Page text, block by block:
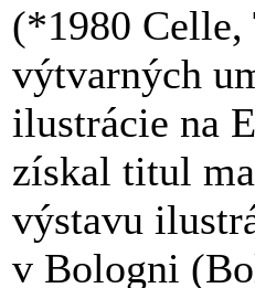
(*1980 Celle,
výtvarných
ilustrácie na
získal titul
výstavu
v Bologni